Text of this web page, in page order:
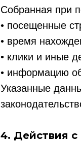
Собранная при
• посещенные
• время
• клики и иные
• информацию
Указанные
4. Действия